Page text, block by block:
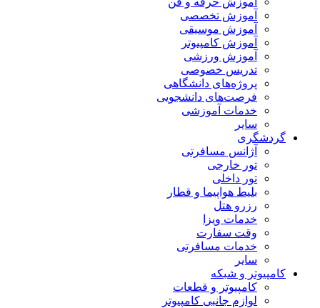
آموزش تخصصی
آموزش موسیقی
آموزش کامپیوتر
آموزش ورزشی
تدریس خصوصی
پروژه‌های دانشگاهی
فرصت‌های دانشجویی
خدمات آموزشی
سایر
گردشگری
آژانس مسافرتی
تور خارجی
تور داخلی
بلیط هواپیما و قطار
رزرو هتل
خدمات ویزا
وقت سفارت
خدمات مسافرتی
سایر
کامپیوتر و شبکه
کامپیوتر و قطعات
لوازم جانبی کامپیوتر